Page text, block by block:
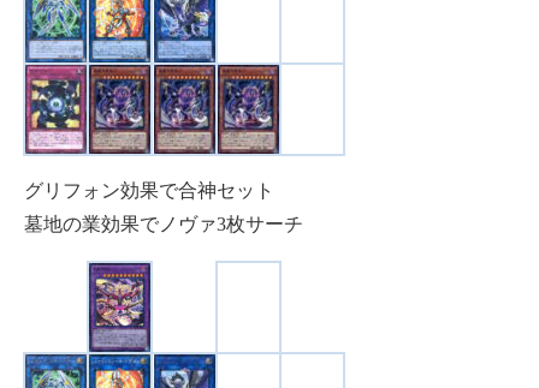
グリフォン効果で合神セット
墓地の業効果でノヴァ3枚サーチ